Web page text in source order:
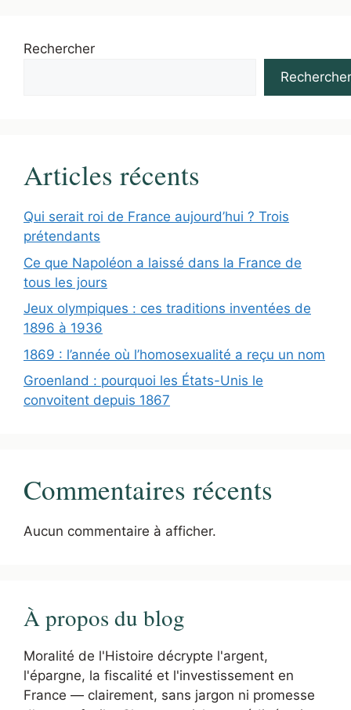
Rechercher
Rechercher
Articles récents
Qui serait roi de France aujourd’hui ? Trois
prétendants
Ce que Napoléon a laissé dans la France de
tous les jours
Jeux olympiques : ces traditions inventées de
1896 à 1936
1869 : l’année où l’homosexualité a reçu un nom
Groenland : pourquoi les États-Unis le
convoitent depuis 1867
Commentaires récents
Aucun commentaire à afficher.
À propos du blog
Moralité de l'Histoire décrypte l'argent,
l'épargne, la fiscalité et l'investissement en
France — clairement, sans jargon ni promesse